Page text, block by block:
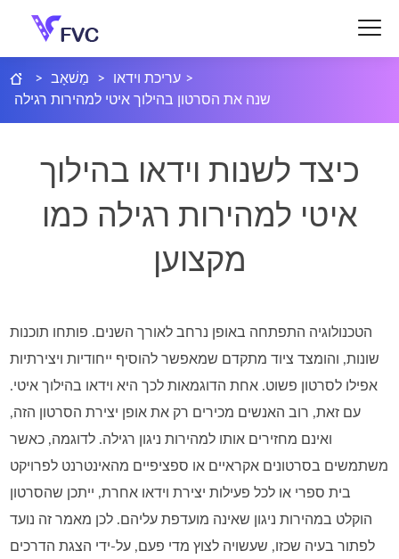
> מַשׁאָב > עריכת וידאו >
שנה את הסרטון בהילוך איטי למהירות רגילה
כיצד לשנות וידאו בהילוך
איטי למהירות רגילה כמו
מקצוען
הטכנולוגיה התפתחה באופן נרחב לאורך השנים. פותחו תוכנות
שונות, והומצד ציוד מתקדם שמאפשר להוסיף ייחודיות ויצירתיות
אפילו לסרטון פשוט. אחת הדוגמאות לכך היא וידאו בהילוך איטי.
עם זאת, רוב האנשים מכירים רק את אופן יצירת הסרטון הזה,
ואינם מחזירים אותו למהירות ניגון רגילה. לדוגמה, כאשר
משתמשים בסרטונים אקראיים או ספציפיים מהאינטרנט לפרויקט
בית ספרי או לכל פעילות יצירת וידאו אחרת, ייתכן שהסרטון
הוקלט במהירות ניגון שאינה מועדפת עליהם. לכן מאמר זה נועד
לפתור בעיה שכזו, שעשויה לצוץ מדי פעם, על‑ידי הצגת הדרכים